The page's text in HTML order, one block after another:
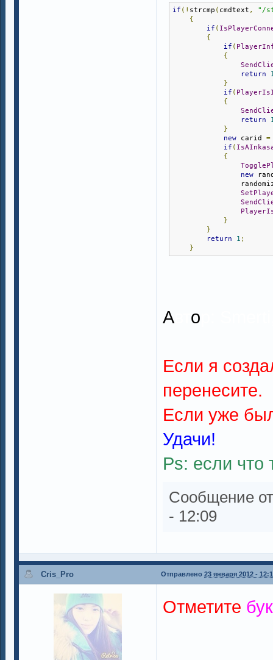
if (! strcmp ( cmdtext ,
"/
{
if (
{
if (
{
return
}
if (
{
return
}
new carid =
if (
{
new
}
}
return
1 ;
}
А о
Если я
перенесите.
Если уже
Удачи!
Ps: если
Сообщение
- 12:09
Cris_Pro Отправлено 23 января 2012 -
Отметите